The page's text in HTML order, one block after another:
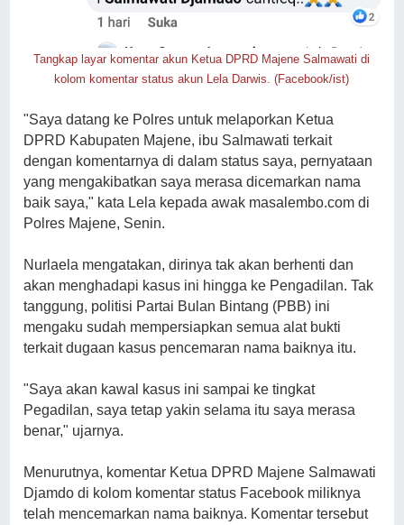
Tangkap layar komentar akun Ketua DPRD Majene Salmawati di
kolom komentar status akun Lela Darwis. (Facebook/ist)
"Saya datang ke Polres untuk melaporkan Ketua
DPRD Kabupaten Majene, ibu Salmawati terkait
dengan komentarnya di dalam status saya, pernyataan
yang mengakibatkan saya merasa dicemarkan nama
baik saya," kata Lela kepada awak masalembo.com di
Polres Majene, Senin.
Nurlaela mengatakan, dirinya tak akan berhenti dan
akan menghadapi kasus ini hingga ke Pengadilan. Tak
tanggung, politisi Partai Bulan Bintang (PBB) ini
mengaku sudah mempersiapkan semua alat bukti
terkait dugaan kasus pencemaran nama baiknya itu.
"Saya akan kawal kasus ini sampai ke tingkat
Pegadilan, saya tetap yakin selama itu saya merasa
benar," ujarnya.
Menurutnya, komentar Ketua DPRD Majene Salmawati
Djamdo di kolom komentar status Facebook miliknya
telah mencemarkan nama baiknya. Komentar tersebut